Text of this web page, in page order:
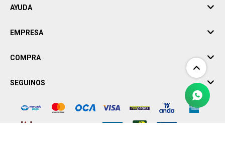
AYUDA
EMPRESA
COMPRA
SEGUINOS